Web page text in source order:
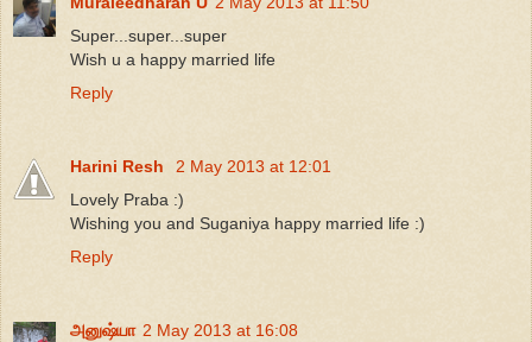
Super...super...super
Wish u a happy married life
Reply
Harini Resh
2 May 2013 at 12:01
Lovely Praba :)
Wishing you and Suganiya happy married life :)
Reply
அனுஷ்யா 2 May 2013 at 16:08